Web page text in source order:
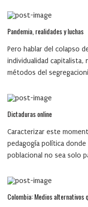
Pandemia, realidades y luchas
Pero hablar del colapso
individualidad capitalista,
métodos del
Dictaduras online
Caracterizar este
pedagogía política
poblacional no sea solo
Colombia: Medios alternativos